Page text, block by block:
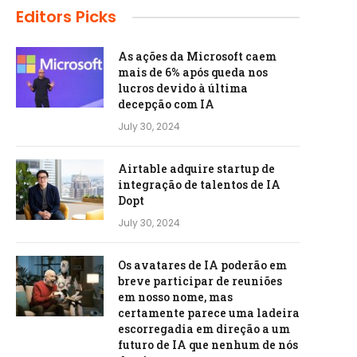
Editors Picks
As ações da Microsoft caem
mais de 6% após queda nos
lucros devido à última
decepção com IA
July 30, 2024
Airtable adquire startup de
integração de talentos de IA
Dopt
July 30, 2024
Os avatares de IA poderão em
breve participar de reuniões
em nosso nome, mas
certamente parece uma ladeira
escorregadia em direção a um
futuro de IA que nenhum de nós